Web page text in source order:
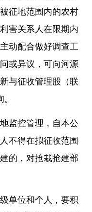
征地范围内的农村
害关系人在限期内
动配合做好调查工
或异议，可向河源
与征收管理股（联
监控管理，自本公
不得在拟征收范围
的，对抢栽抢建部
单位和个人，要积